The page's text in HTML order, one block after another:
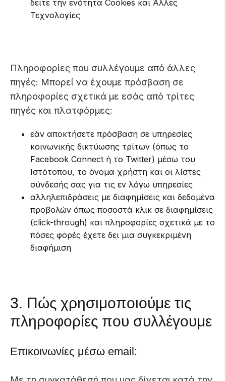
δείτε την ενότητα Cookies και Άλλες
Τεχνολογίες
Πληροφορίες που συλλέγουμε από άλλες
πηγές: Μπορεί να έχουμε πρόσβαση σε
πληροφορίες σχετικά με εσάς από τρίτες
πηγές και πλατφόρμες:
εάν αποκτήσετε πρόσβαση σε υπηρεσίες
κοινωνικής δικτύωσης τρίτων (όπως το
Facebook Connect ή το Twitter) μέσω του
Ιστότοπου, το όνομα χρήστη και οι λίστες
σύνδεσής σας για τις εν λόγω υπηρεσίες
αλληλεπιδράσεις με διαφημίσεις και δεδομένα
προβολών όπως ποσοστά κλικ σε διαφημίσεις
(click-through) και πληροφορίες σχετικά με το
πόσες φορές έχετε δει μια συγκεκριμένη
διαφήμιση
3. Πώς χρησιμοποιούμε τις
πληροφορίες που συλλέγουμε
Επικοινωνίες μέσω email: